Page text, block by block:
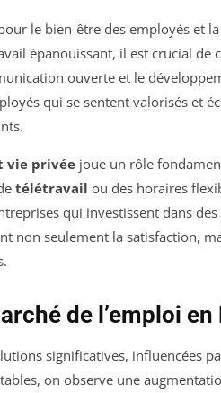
le bien-être des employés et
épanouissant, il est crucial de
ouverte et le
qui se sentent valorisés et
vie privée joue un rôle
télétravail ou des horaires
qui investissent dans
non seulement la satisfaction,
de l’emploi en
significatives, influencées
on observe une